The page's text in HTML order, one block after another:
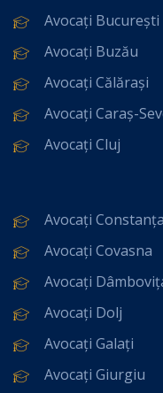
Avocați București
Avocați Buzău
Avocați Călărași
Avocați Caraș-
Avocați Cluj
Avocați Constanța
Avocați Covasna
Avocați
Avocați Dolj
Avocați Galați
Avocați Giurgiu